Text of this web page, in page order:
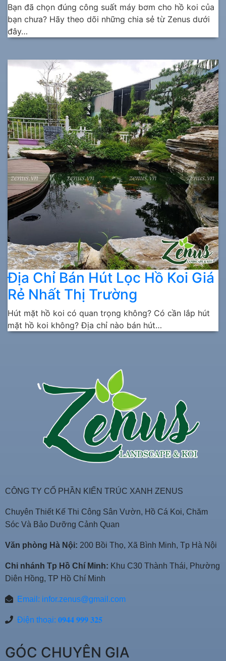
Bạn đã chọn đúng công suất máy bơm cho hồ koi của
bạn chưa? Hãy theo dõi những chia sẻ từ Zenus dưới
đây…
Địa Chỉ Bán Hút Lọc Hồ Koi Giá
Rẻ Nhất Thị Trường
Hút mặt hồ koi có quan trọng không? Có cần lắp hút
mặt hồ koi không? Địa chỉ nào bán hút…
CÔNG TY CỔ PHẦN KIẾN TRÚC XANH ZENUS
Chuyên Thiết Kế Thi Công Sân Vườn, Hồ Cá Koi, Chăm
Sóc Và Bảo Dưỡng Cảnh Quan
Văn phòng Hà Nội: 200 Bồi Thọ, Xã Bình Minh, Tp Hà Nội
Chi nhánh Tp Hồ Chí Minh: Khu C30 Thành Thái, Phường
Diên Hồng, TP Hồ Chí Minh
Email: infor.zenus@gmail.com
Điện thoại: 𝟎𝟗𝟒𝟒 𝟗𝟗𝟗 𝟑𝟐𝟓
GÓC CHUYÊN GIA